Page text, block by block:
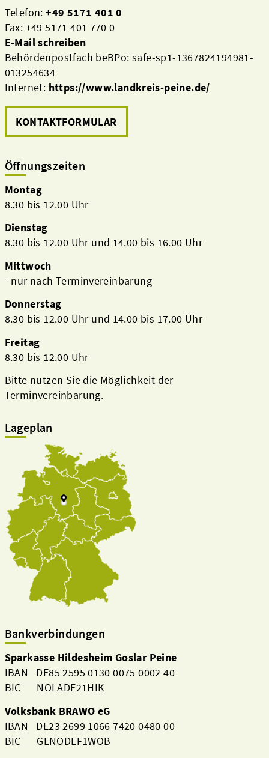
Telefon:+49 5171 401 0
Fax: +49 5171 401 770 0
E-Mail schreiben
Behördenpostfach beBPo: safe-sp1-1367824194981-
013254634
Internet: https://www.landkreis-peine.de/
KONTAKTFORMULAR
Öffnungszeiten
Montag
8.30 bis 12.00 Uhr
Dienstag
8.30 bis 12.00 Uhr und 14.00 bis 16.00 Uhr
Mittwoch
- nur nach Terminvereinbarung
Donnerstag
8.30 bis 12.00 Uhr und 14.00 bis 17.00 Uhr
Freitag
8.30 bis 12.00 Uhr
Bitte nutzen Sie die Möglichkeit der
Terminvereinbarung.
Lageplan
Bankverbindungen
Sparkasse Hildesheim Goslar Peine
IBAN DE85 2595 0130 0075 0002 40
BIC NOLADE21HIK
Volksbank BRAWO eG
IBAN DE23 2699 1066 7420 0480 00
BIC GENODEF1WOB